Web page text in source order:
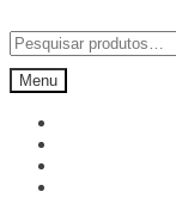
para
a
navegação
para
o
conteúdo
Pesquisar
por:
Menu